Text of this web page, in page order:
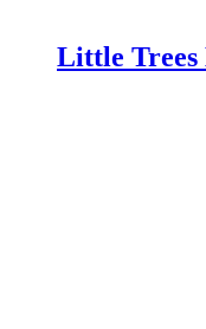
Little Trees